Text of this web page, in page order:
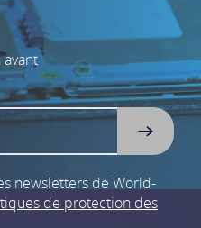
newsletters de World-
de protection des